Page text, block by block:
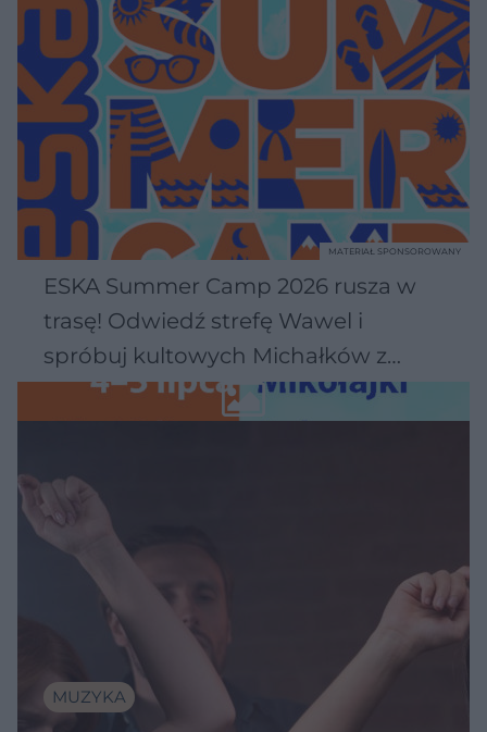
ESKA Summer Camp 2026 rusza w
trasę! Odwiedź strefę Wawel i
spróbuj kultowych Michałków z
Wawelu
MATERIAŁ SPONSOROWANY
MUZYKA